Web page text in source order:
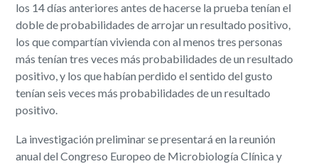
los 14 días anteriores antes de hacerse la prueba tenían el
doble de probabilidades de arrojar un resultado positivo,
los que compartían vivienda con al menos tres personas
más tenían tres veces más probabilidades de un resultado
positivo, y los que habían perdido el sentido del gusto
tenían seis veces más probabilidades de un resultado
positivo.
La investigación preliminar se presentará en la reunión
anual del Congreso Europeo de Microbiología Clínica y